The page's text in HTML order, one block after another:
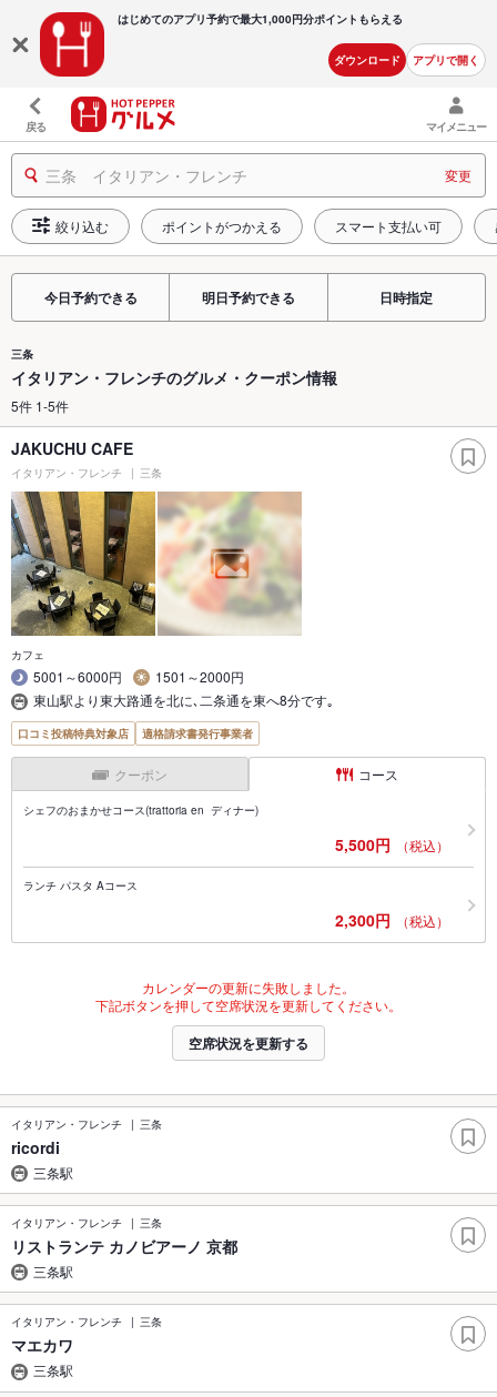
はじめてのアプリ予約で最大1,000円分ポイントもらえる
ダウンロード アプリで開く
戻る マイメニュー
三条 イタリアン・フレンチ 変更
絞り込む ポイントがつかえる スマート支払い可
今日予約できる 明日予約できる 日時指定
三条
イタリアン・フレンチのグルメ・クーポン情報
5件 1-5件
JAKUCHU CAFE
イタリアン・フレンチ 三条
カフェ
5001～6000円
1501～2000円
東山駅より東大路通を北に､二条通を東へ8分です｡
口コミ投稿特典対象店 適格請求書発行事業者
クーポン コース
シェフのおまかせコース(trattoria en ディナー)
5,500円 （税込）
ランチ パスタ Aコース
2,300円 （税込）
カレンダーの更新に失敗しました。
下記ボタンを押して空席状況を更新してください。
空席状況を更新する
イタリアン・フレンチ 三条
ricordi
三条駅
イタリアン・フレンチ 三条
リストランテ カノビアーノ 京都
三条駅
イタリアン・フレンチ 三条
マエカワ
三条駅